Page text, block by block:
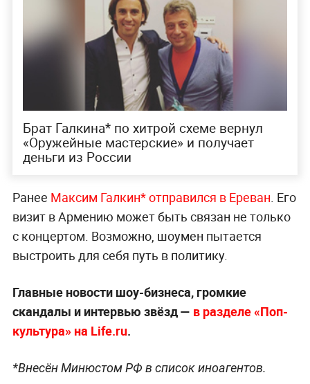
Брат Галкина* по хитрой схеме вернул
«Оружейные мастерские» и получает
деньги из России
Ранее Максим Галкин* отправился в Ереван. Его
визит в Армению может быть связан не только
с концертом. Возможно, шоумен пытается
выстроить для себя путь в политику.
Главные новости шоу-бизнеса, громкие
скандалы и интервью звёзд — в разделе «Поп-
культура» на Life.ru.
*Внесён Минюстом РФ в список иноагентов.